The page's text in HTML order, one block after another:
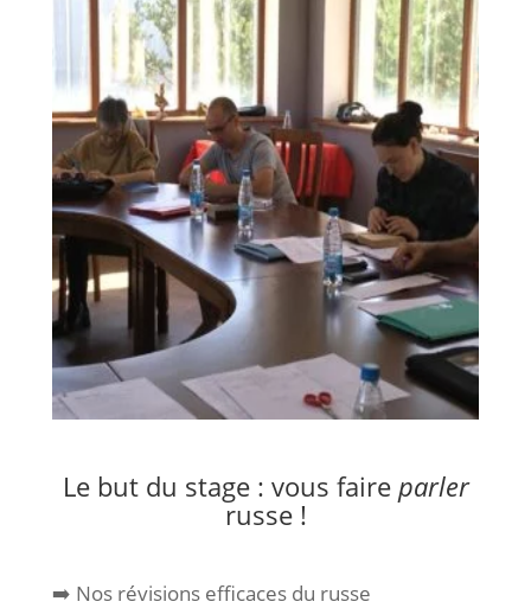
Le but du stage : vous faire parler
russe !
➡️ Nos révisions efficaces du russe